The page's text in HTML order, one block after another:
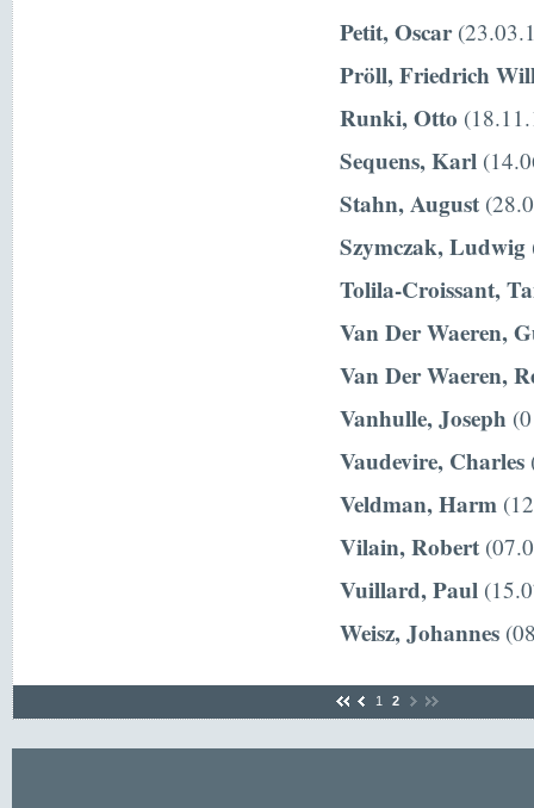
Petit, Oscar
Pröll, Friedrich
Runki, Otto
Sequens, Karl
Stahn, August
Szymczak, Ludwig
Tolila-Croissant,
Van Der Waeren,
Van Der Waeren,
Vanhulle, Joseph
Vaudevire, Charles
Veldman, Harm
Vilain, Robert
Vuillard, Paul
Weisz, Johannes
1 2